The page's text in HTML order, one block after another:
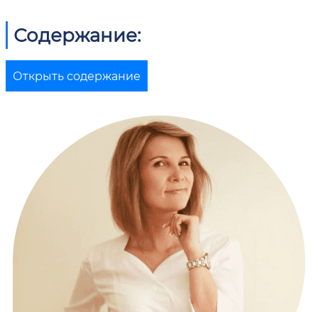
Содержание:
Открыть содержание